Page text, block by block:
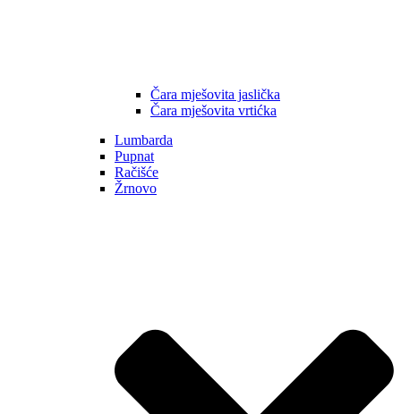
Čara mješovita jaslička
Čara mješovita vrtićka
Lumbarda
Pupnat
Račišće
Žrnovo